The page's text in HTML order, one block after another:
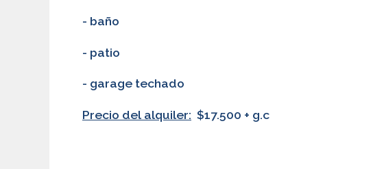
- baño
- patio
- garage techado
Precio del alquiler: $17.500 + g.c